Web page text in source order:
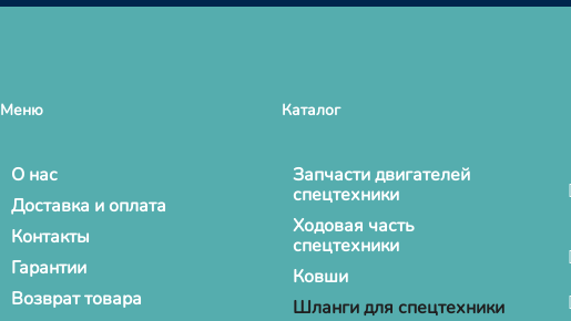
Меню
О нас
Доставка и оплата
Контакты
Гарантии
Возврат товара
Каталог
Запчасти двигателей
спецтехники
Ходовая часть
спецтехники
Ковши
Шланги для спецтехники